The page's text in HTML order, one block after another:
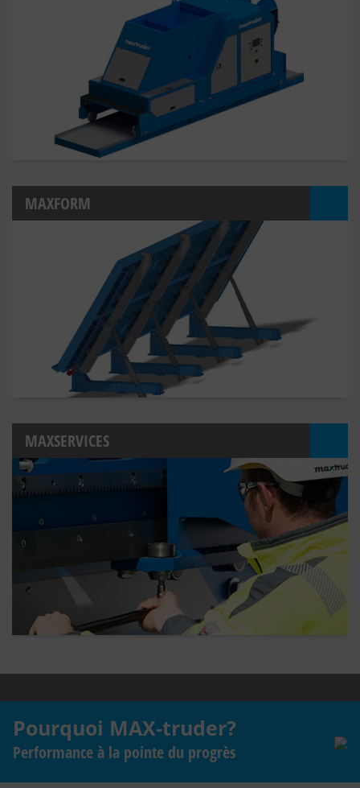
MAXFORM
MAXSERVICES
Pourquoi MAX-truder?
Performance à la pointe du progrès